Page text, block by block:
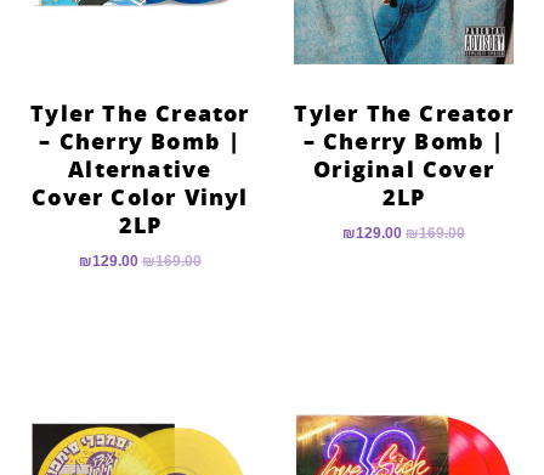
Tyler The Creator
– Cherry Bomb |
Original Cover
2LP
₪169.00
₪129.00
Tyler The Creator
– Cherry Bomb |
Alternative
Cover Color Vinyl
2LP
₪169.00
₪129.00